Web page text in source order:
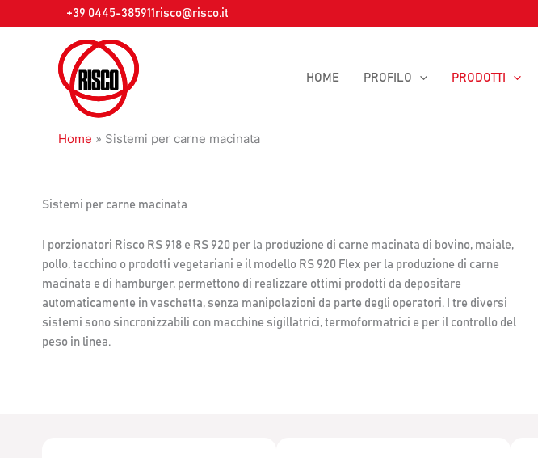
al
+39 0445-385911 risco@risco.it
HOME PROFILO PRODOTTI
Home » Sistemi per carne macinata
Sistemi per carne macinata
I porzionatori Risco RS 918 e RS 920 per la produzione di carne macinata di bovino, maiale,
pollo, tacchino o prodotti vegetariani e il modello RS 920 Flex per la produzione di carne
macinata e di hamburger, permettono di realizzare ottimi prodotti da depositare
automaticamente in vaschetta, senza manipolazioni da parte degli operatori. I tre diversi
sistemi sono sincronizzabili con macchine sigillatrici, termoformatrici e per il controllo del
peso in linea.